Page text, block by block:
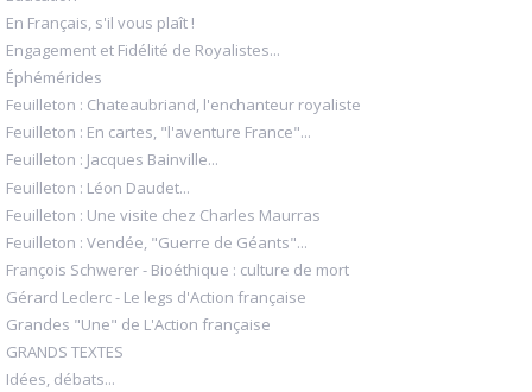
En Français, s'il vous plaît !
Engagement et Fidélité de Royalistes...
Éphémérides
Feuilleton : Chateaubriand, l'enchanteur royaliste
Feuilleton : En cartes, "l'aventure France"...
Feuilleton : Jacques Bainville...
Feuilleton : Léon Daudet...
Feuilleton : Une visite chez Charles Maurras
Feuilleton : Vendée, "Guerre de Géants"...
François Schwerer - Bioéthique : culture de mort
Gérard Leclerc - Le legs d'Action française
Grandes "Une" de L'Action française
GRANDS TEXTES
Idées, débats...